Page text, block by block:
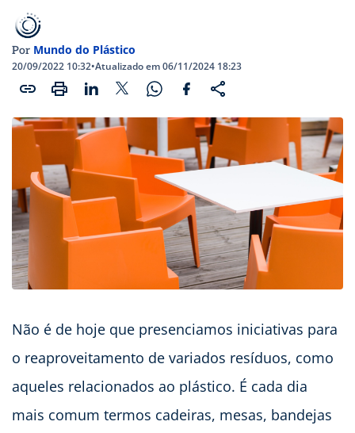
Por Mundo do Plástico
20/09/2022 10:32•Atualizado em 06/11/2024 18:23
Não é de hoje que presenciamos iniciativas para
o reaproveitamento de variados resíduos, como
aqueles relacionados ao plástico. É cada dia
mais comum termos cadeiras, mesas, bandejas